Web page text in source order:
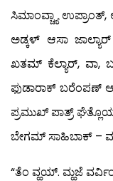
ಸಿಮಾಂವ್ಚ್ಯಾ ಉಪ್ರಾಂತ್,
ಅಡ್ಕಳ್ ಆಸಾ
ಖತಮ್ ಕೆಲ್ಯಾರ್, ವಾ,
ಫುಡಾರಾಕ್ ಬರೆಂಪಣ್
ಪ್ರಮುಖ್ ಪಾತ್ರ್
ಬೇಗಮ್ ಸಾಹಿಬಾಕ್ –
“ತೆಂ ವ್ಹಯ್. ಮ್ಹಜೆ